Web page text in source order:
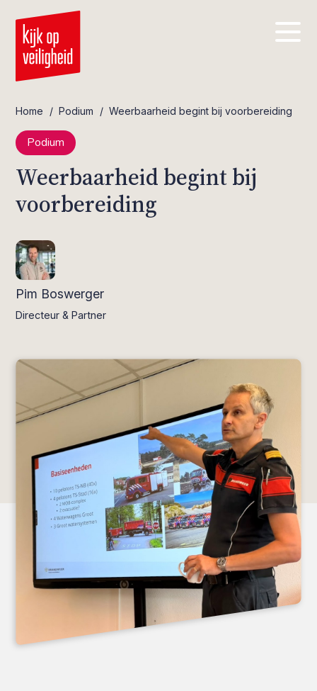
Home / Podium / Weerbaarheid begint bij voorbereiding
Podium
Weerbaarheid begint bij
voorbereiding
Pim Boswerger
Directeur & Partner